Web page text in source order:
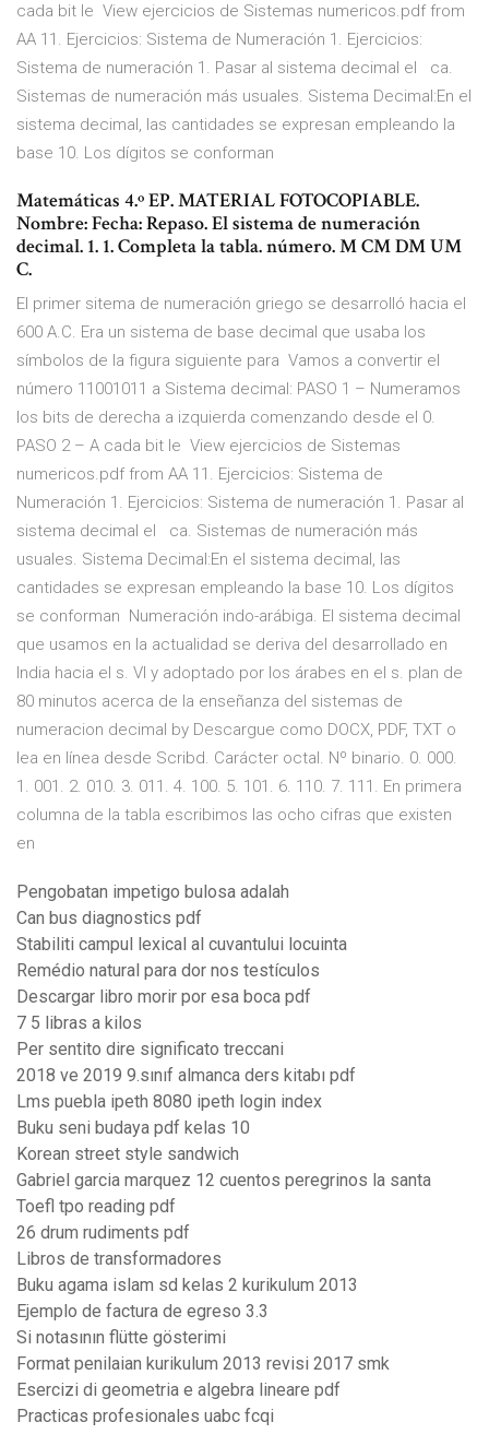
cada bit le View ejercicios de Sistemas numericos.pdf from
AA 11. Ejercicios: Sistema de Numeración 1. Ejercicios:
Sistema de numeración 1. Pasar al sistema decimal el ca.
Sistemas de numeración más usuales. Sistema Decimal:En el
sistema decimal, las cantidades se expresan empleando la
base 10. Los dígitos se conforman
Matemáticas 4.º EP. MATERIAL FOTOCOPIABLE.
Nombre: Fecha: Repaso. El sistema de numeración
decimal. 1. 1. Completa la tabla. número. M CM DM UM
C.
El primer sitema de numeración griego se desarrolló hacia el
600 A.C. Era un sistema de base decimal que usaba los
símbolos de la figura siguiente para Vamos a convertir el
número 11001011 a Sistema decimal: PASO 1 – Numeramos
los bits de derecha a izquierda comenzando desde el 0.
PASO 2 – A cada bit le View ejercicios de Sistemas
numericos.pdf from AA 11. Ejercicios: Sistema de
Numeración 1. Ejercicios: Sistema de numeración 1. Pasar al
sistema decimal el ca. Sistemas de numeración más
usuales. Sistema Decimal:En el sistema decimal, las
cantidades se expresan empleando la base 10. Los dígitos
se conforman Numeración indo-arábiga. El sistema decimal
que usamos en la actualidad se deriva del desarrollado en
India hacia el s. VI y adoptado por los árabes en el s. plan de
80 minutos acerca de la enseñanza del sistemas de
numeracion decimal by Descargue como DOCX, PDF, TXT o
lea en línea desde Scribd. Carácter octal. Nº binario. 0. 000.
1. 001. 2. 010. 3. 011. 4. 100. 5. 101. 6. 110. 7. 111. En primera
columna de la tabla escribimos las ocho cifras que existen
en
Pengobatan impetigo bulosa adalah
Can bus diagnostics pdf
Stabiliti campul lexical al cuvantului locuinta
Remédio natural para dor nos testículos
Descargar libro morir por esa boca pdf
7 5 libras a kilos
Per sentito dire significato treccani
2018 ve 2019 9.sınıf almanca ders kitabı pdf
Lms puebla ipeth 8080 ipeth login index
Buku seni budaya pdf kelas 10
Korean street style sandwich
Gabriel garcia marquez 12 cuentos peregrinos la santa
Toefl tpo reading pdf
26 drum rudiments pdf
Libros de transformadores
Buku agama islam sd kelas 2 kurikulum 2013
Ejemplo de factura de egreso 3.3
Si notasının flütte gösterimi
Format penilaian kurikulum 2013 revisi 2017 smk
Esercizi di geometria e algebra lineare pdf
Practicas profesionales uabc fcqi